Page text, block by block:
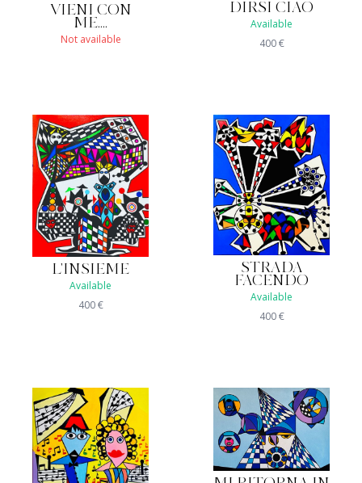
VIENI CON
ME....
Not available
DIRSI CIAO
Available
400€
L'INSIEME
Available
400€
STRADA
FACENDO
Available
400€